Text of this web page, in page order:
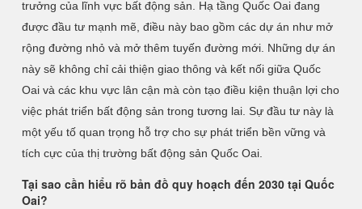
trưởng của lĩnh vực bất động sản. Hạ tầng Quốc Oai đang
được đầu tư mạnh mẽ, điều này bao gồm các dự án như mở
rộng đường nhỏ và mở thêm tuyến đường mới. Những dự án
này sẽ không chỉ cải thiện giao thông và kết nối giữa Quốc
Oai và các khu vực lân cận mà còn tạo điều kiện thuận lợi cho
việc phát triển bất động sản trong tương lai. Sự đầu tư này là
một yếu tố quan trọng hỗ trợ cho sự phát triển bền vững và
tích cực của thị trường bất động sản Quốc Oai.
Tại sao cần hiểu rõ bản đồ quy hoạch đến 2030 tại Quốc
Oai?